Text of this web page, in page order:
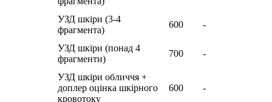
УЗД шкіри (3-4
фрагмента)
600 -
УЗД шкіри (понад 4
фрагменти)
700 -
УЗД шкіри обличчя +
доплер оцінка шкірного
кровотоку
600 -